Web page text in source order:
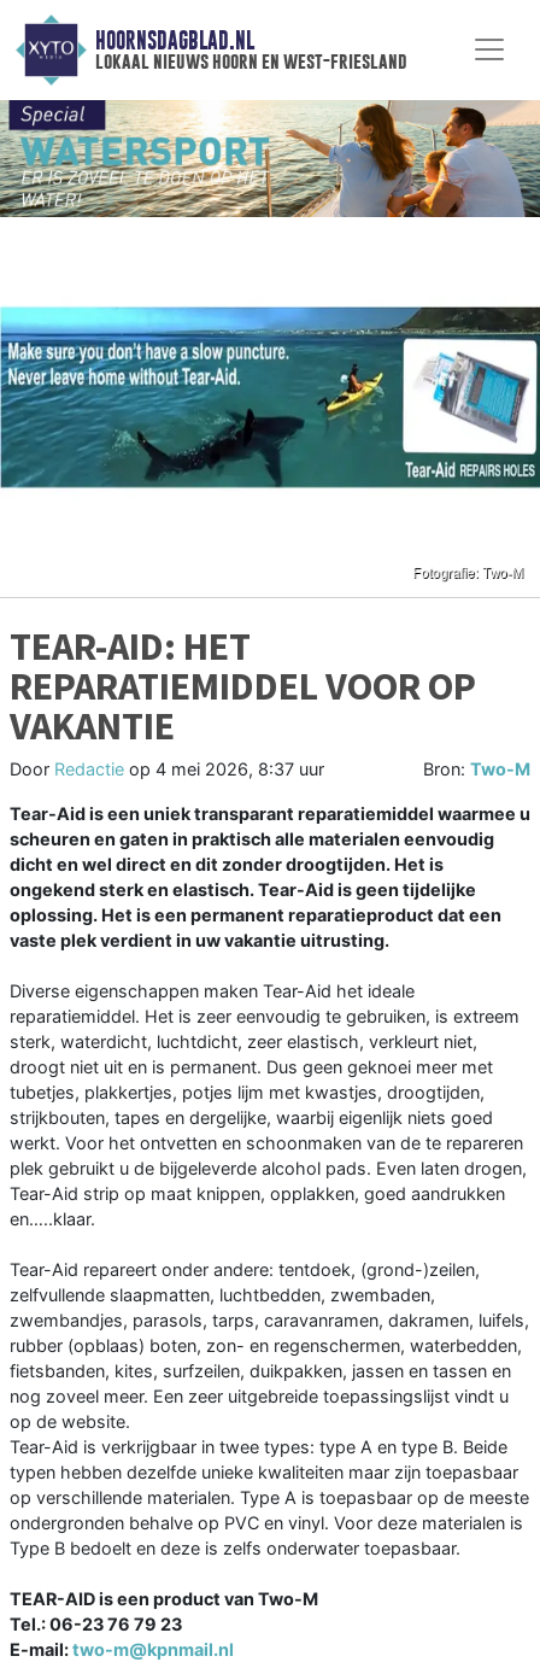
HOORNSDAGBLAD.NL
lokaal nieuws hoorn en west-friesland
TEAR-AID: HET
REPARATIEMIDDEL VOOR OP
VAKANTIE
Door Redactie op 4 mei 2026, 8:37 uur Bron: Two-M
Tear-Aid is een uniek transparant reparatiemiddel waarmee u
scheuren en gaten in praktisch alle materialen eenvoudig
dicht en wel direct en dit zonder droogtijden. Het is
ongekend sterk en elastisch. Tear-Aid is geen tijdelijke
oplossing. Het is een permanent reparatieproduct dat een
vaste plek verdient in uw vakantie uitrusting.
Diverse eigenschappen maken Tear-Aid het ideale
reparatiemiddel. Het is zeer eenvoudig te gebruiken, is extreem
sterk, waterdicht, luchtdicht, zeer elastisch, verkleurt niet,
droogt niet uit en is permanent. Dus geen geknoei meer met
tubetjes, plakkertjes, potjes lijm met kwastjes, droogtijden,
strijkbouten, tapes en dergelijke, waarbij eigenlijk niets goed
werkt. Voor het ontvetten en schoonmaken van de te repareren
plek gebruikt u de bijgeleverde alcohol pads. Even laten drogen,
Tear-Aid strip op maat knippen, opplakken, goed aandrukken
en…..klaar.
Tear-Aid repareert onder andere: tentdoek, (grond-)zeilen,
zelfvullende slaapmatten, luchtbedden, zwembaden,
zwembandjes, parasols, tarps, caravanramen, dakramen, luifels,
rubber (opblaas) boten, zon- en regenschermen, waterbedden,
fietsbanden, kites, surfzeilen, duikpakken, jassen en tassen en
nog zoveel meer. Een zeer uitgebreide toepassingslijst vindt u
op de website.
Tear-Aid is verkrijgbaar in twee types: type A en type B. Beide
typen hebben dezelfde unieke kwaliteiten maar zijn toepasbaar
op verschillende materialen. Type A is toepasbaar op de meeste
ondergronden behalve op PVC en vinyl. Voor deze materialen is
Type B bedoelt en deze is zelfs onderwater toepasbaar.
TEAR-AID is een product van Two-M
Tel.: 06-23 76 79 23
E-mail:two-m@kpnmail.nl